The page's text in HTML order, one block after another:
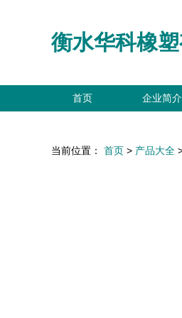
衡水华科橡
首页 企业简介
当前位置： 首页 > 产品大全